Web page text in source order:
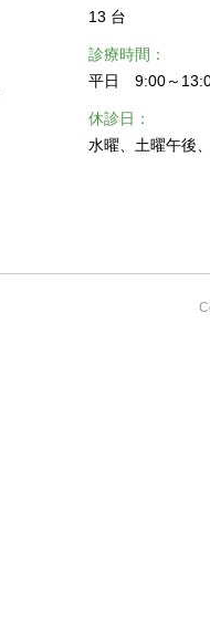
13 台
診療時間
平日 9:00～
休診日
水曜、土曜午後